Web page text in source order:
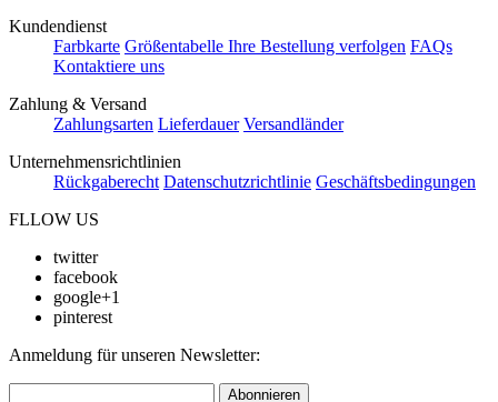
Kundendienst
Farbkarte Größentabelle Ihre Bestellung verfolgen FAQs
Kontaktiere uns
Zahlung & Versand
Zahlungsarten Lieferdauer Versandländer
Unternehmensrichtlinien
Rückgaberecht Datenschutzrichtlinie Geschäftsbedingungen
FLLOW US
twitter
facebook
google+1
pinterest
Anmeldung für unseren Newsletter:
Abonnieren